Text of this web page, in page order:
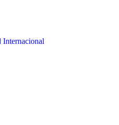
Internacional